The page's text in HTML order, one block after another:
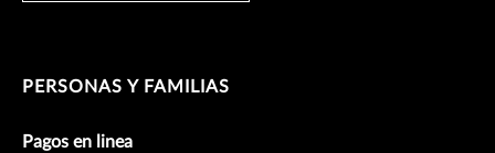
PERSONAS Y FAMILIAS
Pagos en linea